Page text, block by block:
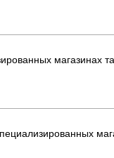
магазинах